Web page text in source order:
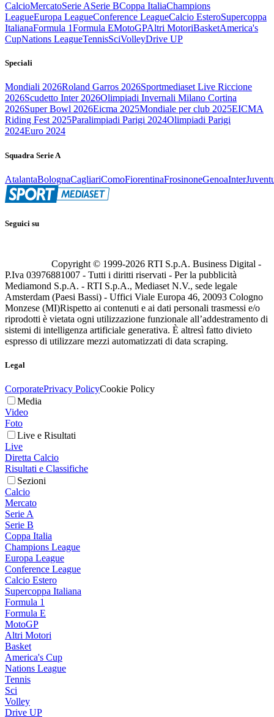
CalcioMercatoSerie ASerie BCoppa ItaliaChampions
LeagueEuropa LeagueConference LeagueCalcio EsteroSupercoppa
ItalianaFormula 1Formula EMotoGPAltri MotoriBasketAmerica's
CupNations LeagueTennisSciVolleyDrive UP
Speciali
Mondiali 2026Roland Garros 2026Sportmediaset Live Riccione
2026Scudetto Inter 2026Olimpiadi Invernali Milano Cortina
2026Super Bowl 2026Eicma 2025Mondiale per club 2025EICMA
Riding Fest 2025Paralimpiadi Parigi 2024Olimpiadi Parigi
2024Euro 2024
Squadra Serie A
AtalantaBolognaCagliariComoFiorentinaFrosinoneGenoaInter
Seguici su
Copyright © 1999-2026 RTI S.p.A. Business Digital -
P.Iva 03976881007 - Tutti i diritti riservati - Per la pubblicità
Mediamond S.p.A. - RTI S.p.A., Mediaset N.V., sede legale
Amsterdam (Paesi Bassi) - Uffici Viale Europa 46, 20093 Cologno
Monzese (MI)Rispetto ai contenuti e ai dati personali trasmessi e/o
riprodotti è vietata ogni utilizzazione funzionale all’addestramento di
sistemi di intelligenza artificiale generativa. È altresì fatto divieto
espresso di utilizzare mezzi automatizzati di data scraping.
Legal
CorporatePrivacy PolicyCookie Policy
Media
Video
Foto
Live e Risultati
Live
Diretta Calcio
Risultati e Classifiche
Sezioni
Calcio
Mercato
Serie A
Serie B
Coppa Italia
Champions League
Europa League
Conference League
Calcio Estero
Supercoppa Italiana
Formula 1
Formula E
MotoGP
Altri Motori
Basket
America's Cup
Nations League
Tennis
Sci
Volley
Drive UP